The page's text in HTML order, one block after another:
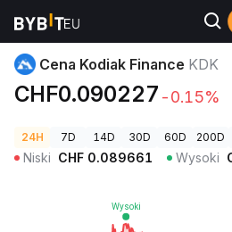
Ceny kryptowalut Cena Kodiak Finance
Cena Kodiak Finance KDK
CHF0.090227 -0.15%
24H 7D 14D 30D 60D 200D
Niski CHF 0.089661 Wysoki